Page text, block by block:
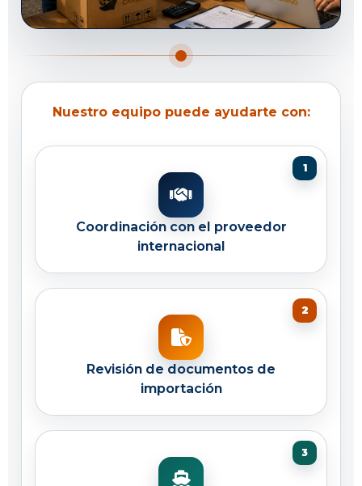
Nuestro equipo puede ayudarte con:
Coordinación con el proveedor
internacional
Revisión de documentos de
importación